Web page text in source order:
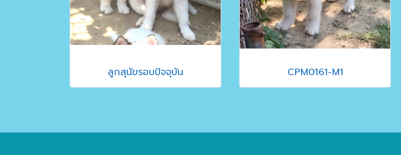
ลูกสุนัขรอบปัจจุบัน CPM0161-M1